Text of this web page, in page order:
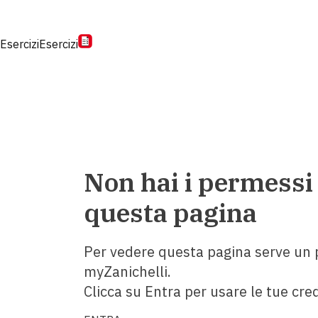
EserciziEsercizi
Non hai i
questa pagina
Per vedere questa pagina serve un
myZanichelli.
Clicca su Entra per usare le tue